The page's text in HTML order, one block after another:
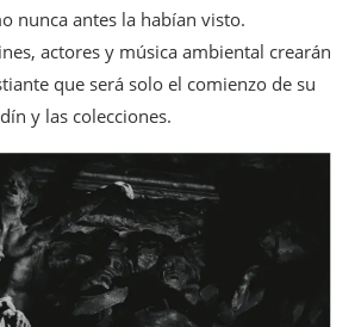
nunca antes la habían visto.
actores y música ambiental crearán
que será solo el comienzo de su
y las colecciones.